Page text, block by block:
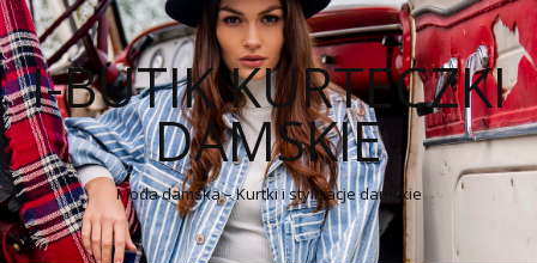
I-BUTIK KURTECZKI
DAMSKIE
Moda damska – Kurtki i stylizacje damskie